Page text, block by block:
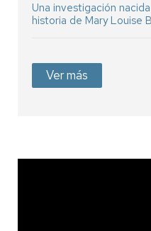
Una investigación
historia de Mary Louise
Ver más